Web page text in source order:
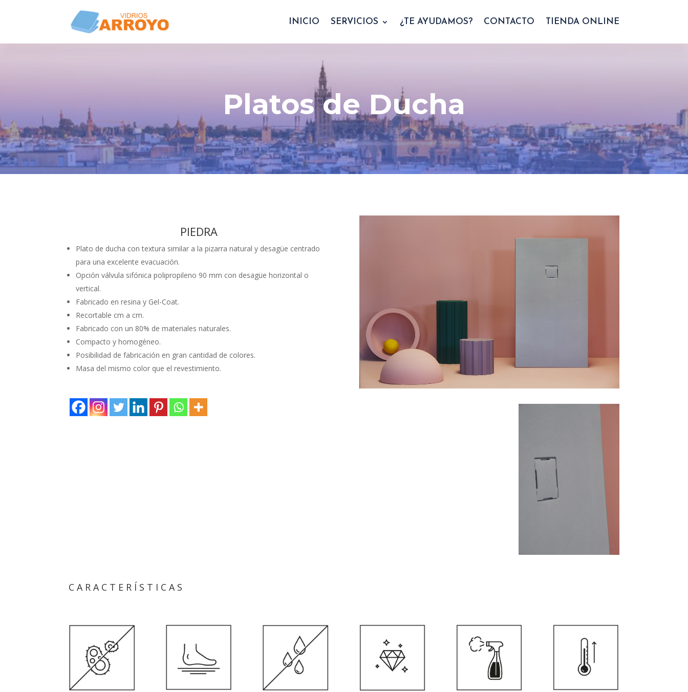
INICIO SERVICIOS ¿TE AYUDAMOS? CONTACTO TIENDA ONLINE
Platos de Ducha
PIEDRA
Plato de ducha con textura similar a la pizarra natural y desagüe centrado
para una excelente evacuación.
Opción válvula sifónica polipropileno 90 mm con desagüe horizontal o
vertical.
Fabricado en resina y Gel-Coat.
Recortable cm a cm.
Fabricado con un 80% de materiales naturales.
Compacto y homogéneo.
Posibilidad de fabricación en gran cantidad de colores.
Masa del mismo color que el revestimiento.
CARACTERÍSTICAS